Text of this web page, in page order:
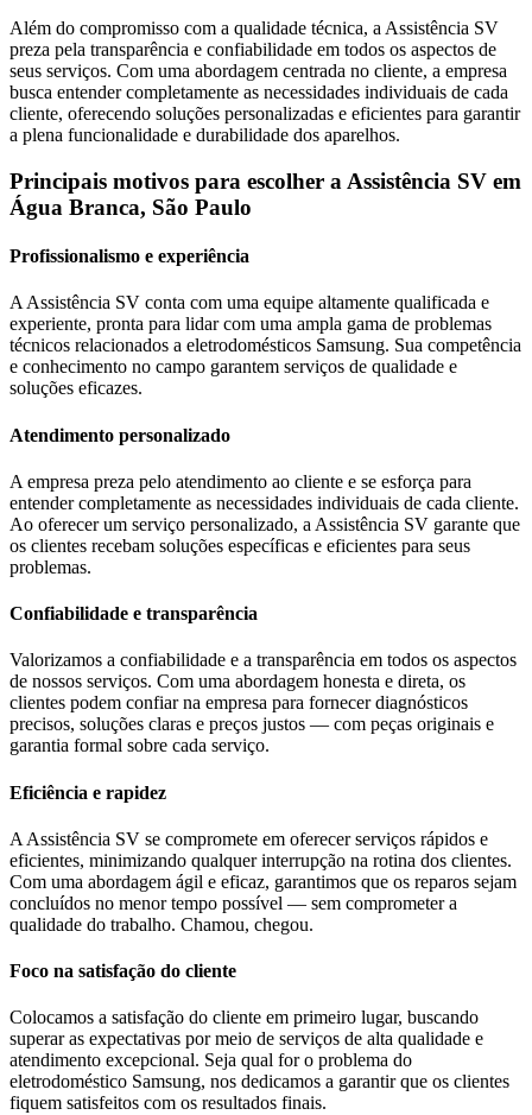
Além do compromisso com a qualidade técnica, a Assistência SV
preza pela transparência e confiabilidade em todos os aspectos de
seus serviços. Com uma abordagem centrada no cliente, a empresa
busca entender completamente as necessidades individuais de cada
cliente, oferecendo soluções personalizadas e eficientes para garantir
a plena funcionalidade e durabilidade dos aparelhos.
Principais motivos para escolher a Assistência SV em
Água Branca, São Paulo
Profissionalismo e experiência
A Assistência SV conta com uma equipe altamente qualificada e
experiente, pronta para lidar com uma ampla gama de problemas
técnicos relacionados a eletrodomésticos Samsung. Sua competência
e conhecimento no campo garantem serviços de qualidade e
soluções eficazes.
Atendimento personalizado
A empresa preza pelo atendimento ao cliente e se esforça para
entender completamente as necessidades individuais de cada cliente.
Ao oferecer um serviço personalizado, a Assistência SV garante que
os clientes recebam soluções específicas e eficientes para seus
problemas.
Confiabilidade e transparência
Valorizamos a confiabilidade e a transparência em todos os aspectos
de nossos serviços. Com uma abordagem honesta e direta, os
clientes podem confiar na empresa para fornecer diagnósticos
precisos, soluções claras e preços justos — com peças originais e
garantia formal sobre cada serviço.
Eficiência e rapidez
A Assistência SV se compromete em oferecer serviços rápidos e
eficientes, minimizando qualquer interrupção na rotina dos clientes.
Com uma abordagem ágil e eficaz, garantimos que os reparos sejam
concluídos no menor tempo possível — sem comprometer a
qualidade do trabalho. Chamou, chegou.
Foco na satisfação do cliente
Colocamos a satisfação do cliente em primeiro lugar, buscando
superar as expectativas por meio de serviços de alta qualidade e
atendimento excepcional. Seja qual for o problema do
eletrodoméstico Samsung, nos dedicamos a garantir que os clientes
fiquem satisfeitos com os resultados finais.